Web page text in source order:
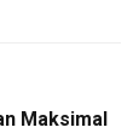
Maksimal